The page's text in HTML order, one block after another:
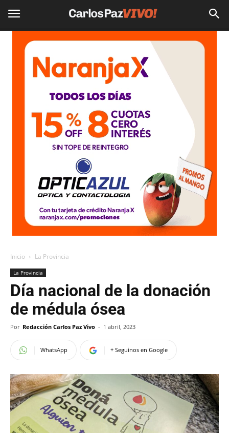
Inicio La Provincia
La Provincia
Día nacional de la donación
de médula ósea
Por Redacción Carlos Paz Vivo - 1 abril, 2023
WhatsApp + Seguinos en Google